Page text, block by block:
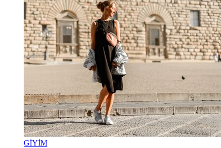
GİYİM